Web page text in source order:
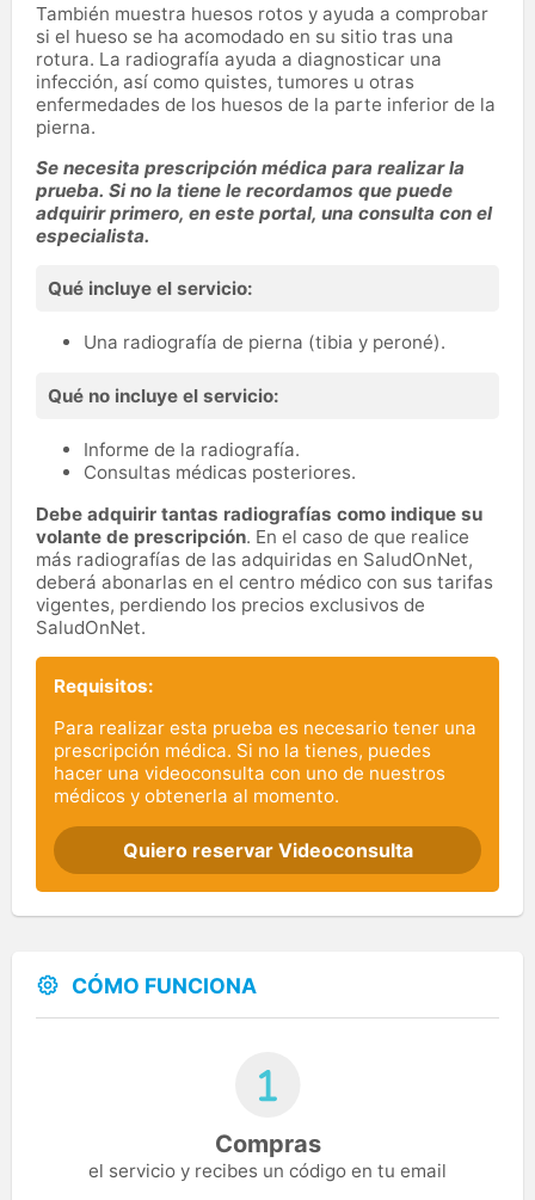
También muestra huesos rotos y ayuda a comprobar
si el hueso se ha acomodado en su sitio tras una
rotura. La radiografía ayuda a diagnosticar una
infección, así como quistes, tumores u otras
enfermedades de los huesos de la parte inferior de la
pierna.
Se necesita prescripción médica para realizar la
prueba. Si no la tiene le recordamos que puede
adquirir primero, en este portal, una consulta con el
especialista.
Qué incluye el servicio:
Una radiografía de pierna (tibia y peroné).
Qué no incluye el servicio:
Informe de la radiografía.
Consultas médicas posteriores.
Debe adquirir tantas radiografías como indique su
volante de prescripción. En el caso de que realice
más radiografías de las adquiridas en SaludOnNet,
deberá abonarlas en el centro médico con sus tarifas
vigentes, perdiendo los precios exclusivos de
SaludOnNet.
Requisitos:
Para realizar esta prueba es necesario tener una
prescripción médica. Si no la tienes, puedes
hacer una videoconsulta con uno de nuestros
médicos y obtenerla al momento.
Quiero reservar Videoconsulta
CÓMO FUNCIONA
Compras
el servicio y recibes un código en tu email